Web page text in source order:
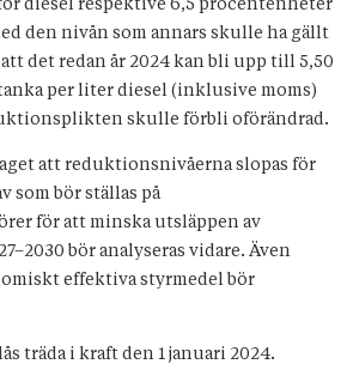
diesel respektive 6,5 procentenheter
den nivån som annars skulle ha gällt
det redan år 2024 kan bli upp till 5,50
per liter diesel (inklusive moms)
skulle förbli oförändrad.
att reduktionsnivåerna slopas för
som bör ställas på
för att minska utsläppen av
bör analyseras vidare. Även
effektiva styrmedel bör
träda i kraft den 1 januari 2024.